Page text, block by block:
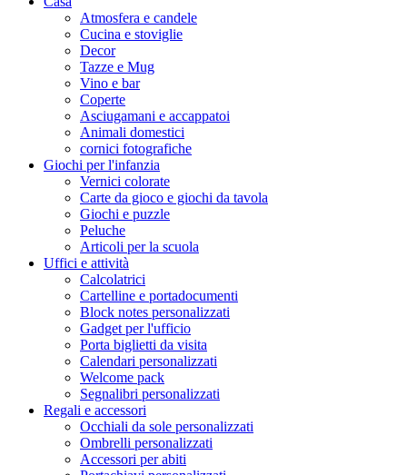
Atmosfera e candele
Cucina e stoviglie
Decor
Tazze e Mug
Vino e bar
Coperte
Asciugamani e accappatoi
Animali domestici
cornici fotografiche
Giochi per l'infanzia
Vernici colorate
Carte da gioco e giochi da tavola
Giochi e puzzle
Peluche
Articoli per la scuola
Uffici e attività
Calcolatrici
Cartelline e portadocumenti
Block notes personalizzati
Gadget per l'ufficio
Porta biglietti da visita
Calendari personalizzati
Welcome pack
Segnalibri personalizzati
Regali e accessori
Occhiali da sole personalizzati
Ombrelli personalizzati
Accessori per abiti